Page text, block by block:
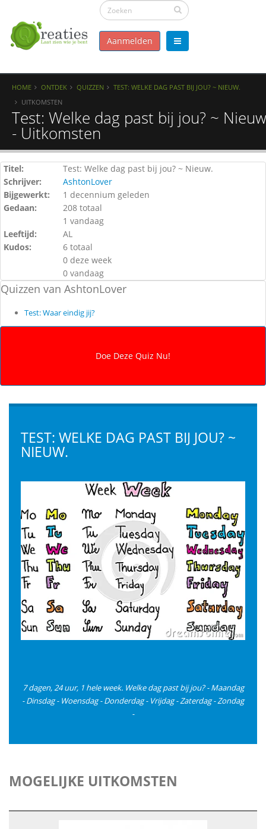
Aanmelden
HOME ONTDEK QUIZZEN
TEST: WELKE DAG PAST BIJ JOU? ~ NIEUW.
UITKOMSTEN
Test: Welke dag past bij jou? ~
- Uitkomsten
Titel:
Test: Welke dag past bij jou? ~ Nieuw.
Schrijver:
AshtonLover
Bijgewerkt:
1 decennium geleden
Gedaan:
208 totaal
1 vandaag
Leeftijd:
AL
Kudos:
6 totaal
0 deze week
0 vandaag
Quizzen van AshtonLover
Test: Waar eindig jij?
TEST: WELKE DAG PAST BIJ JOU? ~
NIEUW.
7 dagen, 24 uur, 1 hele week. Welke dag past bij jou? - Maandag
- Dinsdag - Woensdag - Donderdag - Vrijdag - Zaterdag - Zondag
-
MOGELIJKE UITKOMSTEN